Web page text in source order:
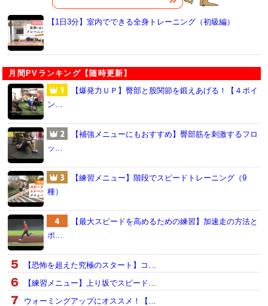
【1日3分】室内でできる全身トレーニング（初級編）
月間PVランキング【随時更新】
【爆発力ＵＰ】臀部と股関節を鍛えあげる！【４ポイ
ン…
【補強メニューにもおすすめ】臀部筋を刺激するフロ
ッ…
【練習メニュー】階段でスピードトレーニング（9
種）
【最大スピードを高めるための練習】加速走の方法と
ポ…
【恐怖を超えた究極のスタート】コ…
【練習メニュー】上り坂でスピード…
ウォーミングアップにオススメ！【…